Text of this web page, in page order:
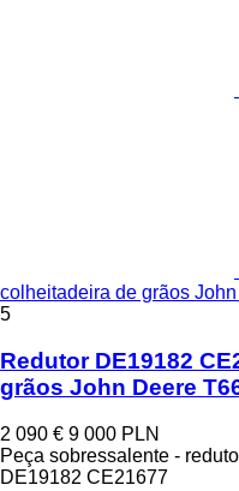
colheitadeira de grãos
5
Redutor DE19182
grãos John Deere
2 090 € 9 000 PLN
Peça sobressalente -
DE19182 CE21677